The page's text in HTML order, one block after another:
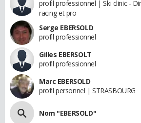
profil professionnel | Ski clinic -
racing et pro
Serge EBERSOLD
profil professionnel
Gilles EBERSOLT
profil professionnel
Marc EBERSOLD
profil personnel | STRASBOURG
Nom "EBERSOLD"